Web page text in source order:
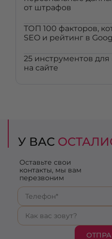
от штрафов
ТОП 100 факторов,
SEO и рейтинг в
25 инструментов для
на сайте
У ВАС
Оставьте свои
контакты, мы вам
перезвоним